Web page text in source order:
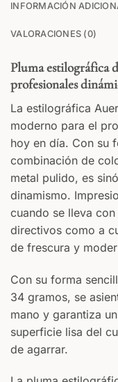
INFORMACIÓN
VALORACIONES (0)
Pluma estilográfica
profesionales
La estilográfica
moderno para el
hoy en día. Con su
combinación de
metal pulido, es
dinamismo.
cuando se lleva
directivos como a
de frescura y
Con su forma
34 gramos, se
mano y garantiza
superficie lisa del
de agarrar.